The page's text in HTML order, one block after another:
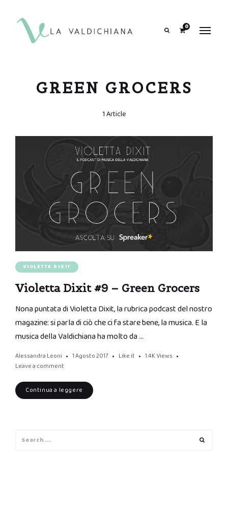
0
GREEN GROCERS
1 Article
VIOLETTA DIXIT
Violetta Dixit #9 – Green Grocers
Nona puntata di Violetta Dixit, la rubrica podcast del nostro
magazine: si parla di ciò che ci fa stare bene, la musica. E la
musica della Valdichiana ha molto da …
Alessandra Leoni 1 Agosto 2017 Like it 1.4K Views
Leave a comment
Continua a leggere